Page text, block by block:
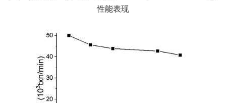
性能表现